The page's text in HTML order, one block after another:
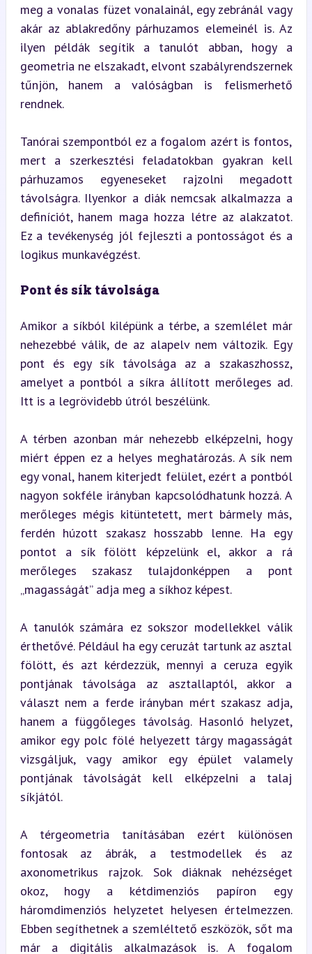
meg a vonalas füzet vonalainál, egy zebránál vagy
akár az ablakredőny párhuzamos elemeinél is. Az
ilyen példák segítik a tanulót abban, hogy a
geometria ne elszakadt, elvont szabályrendszernek
tűnjön, hanem a valóságban is felismerhető
rendnek.
Tanórai szempontból ez a fogalom azért is fontos,
mert a szerkesztési feladatokban gyakran kell
párhuzamos egyeneseket rajzolni megadott
távolságra. Ilyenkor a diák nemcsak alkalmazza a
definíciót, hanem maga hozza létre az alakzatot.
Ez a tevékenység jól fejleszti a pontosságot és a
logikus munkavégzést.
Pont és sík távolsága
Amikor a síkból kilépünk a térbe, a szemlélet már
nehezebbé válik, de az alapelv nem változik. Egy
pont és egy sík távolsága az a szakaszhossz,
amelyet a pontból a síkra állított merőleges ad.
Itt is a legrövidebb útról beszélünk.
A térben azonban már nehezebb elképzelni, hogy
miért éppen ez a helyes meghatározás. A sík nem
egy vonal, hanem kiterjedt felület, ezért a pontból
nagyon sokféle irányban kapcsolódhatunk hozzá. A
merőleges mégis kitüntetett, mert bármely más,
ferdén húzott szakasz hosszabb lenne. Ha egy
pontot a sík fölött képzelünk el, akkor a rá
merőleges szakasz tulajdonképpen a pont
„magasságát” adja meg a síkhoz képest.
A tanulók számára ez sokszor modellekkel válik
érthetővé. Például ha egy ceruzát tartunk az asztal
fölött, és azt kérdezzük, mennyi a ceruza egyik
pontjának távolsága az asztallaptól, akkor a
választ nem a ferde irányban mért szakasz adja,
hanem a függőleges távolság. Hasonló helyzet,
amikor egy polc fölé helyezett tárgy magasságát
vizsgáljuk, vagy amikor egy épület valamely
pontjának távolságát kell elképzelni a talaj
síkjától.
A térgeometria tanításában ezért különösen
fontosak az ábrák, a testmodellek és az
axonometrikus rajzok. Sok diáknak nehézséget
okoz, hogy a kétdimenziós papíron egy
háromdimenziós helyzetet helyesen értelmezzen.
Ebben segíthetnek a szemléltető eszközök, sőt ma
már a digitális alkalmazások is. A fogalom